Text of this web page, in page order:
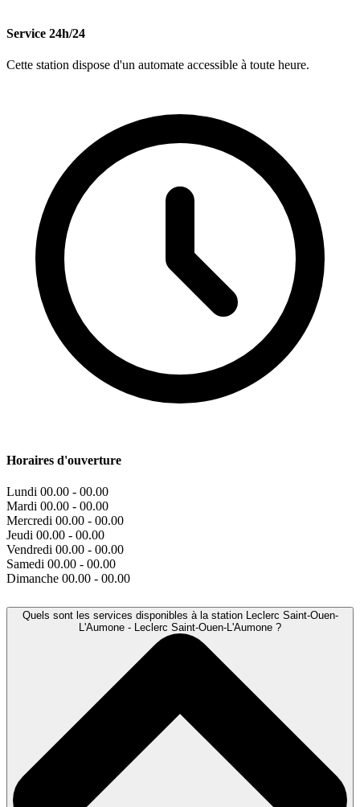
Service 24h/24
Cette station dispose d'un automate accessible à toute heure.
Horaires d'ouverture
Lundi 00.00 - 00.00
Mardi 00.00 - 00.00
Mercredi 00.00 - 00.00
Jeudi 00.00 - 00.00
Vendredi 00.00 - 00.00
Samedi 00.00 - 00.00
Dimanche 00.00 - 00.00
Quels sont les services disponibles à la station Leclerc Saint-Ouen-
L'Aumone - Leclerc Saint-Ouen-L'Aumone ?